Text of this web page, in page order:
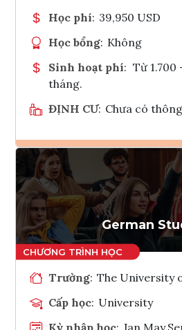
Học phí: 39,950 USD
Học bổng: Không
Sinh hoạt phí: Từ 1.700
tháng.
ĐỊNH CƯ: Chưa có
Ghi
German
Trường: The University
Cấp học: University
Kỳ nhập học: